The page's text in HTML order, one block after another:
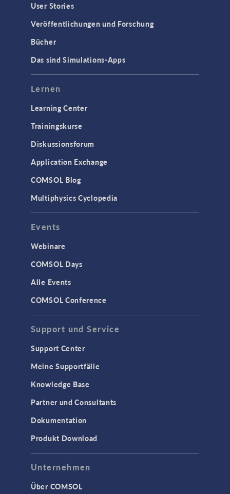
User Stories
Veröffentlichungen und Forschung
Bücher
Das sind Simulations-Apps
Lernen
Learning Center
Trainingskurse
Diskussionsforum
Application Exchange
COMSOL Blog
Multiphysics Cyclopedia
Events
Webinare
COMSOL Days
Alle Events
COMSOL Conference
Support und Service
Support Center
Meine Supportfälle
Knowledge Base
Partner und Consultants
Dokumentation
Produkt Download
Unternehmen
Über COMSOL